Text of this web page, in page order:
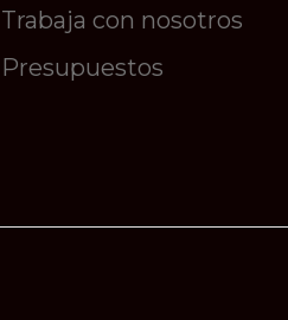
Trabaja con nosotros
Presupuestos